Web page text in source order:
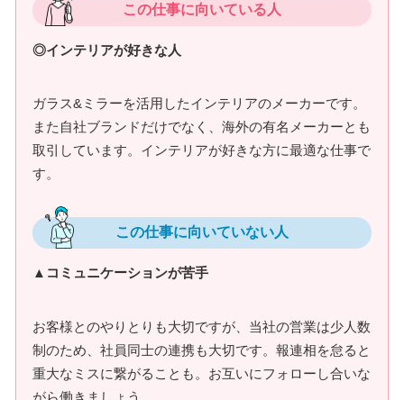
この仕事に向いている人
◎インテリアが好きな人
ガラス&ミラーを活用したインテリアのメーカーです。
また自社ブランドだけでなく、海外の有名メーカーとも
取引しています。インテリアが好きな方に最適な仕事で
す。
この仕事に向いていない人
▲コミュニケーションが苦手
お客様とのやりとりも大切ですが、当社の営業は少人数
制のため、社員同士の連携も大切です。報連相を怠ると
重大なミスに繋がることも。お互いにフォローし合いな
がら働きましょう。